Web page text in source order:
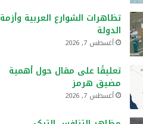
تظاهرات الشوارع العربية وأزمة
الدولة
أغسطس 7, 2026
تعليقًا على مقال حول أهمية
مضيق هرمز
أغسطس 7, 2026